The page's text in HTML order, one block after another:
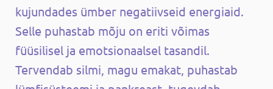
kujundades ümber negatiivseid energiaid.
Selle puhastab mõju on eriti võimas
füüsilisel ja emotsionaalsel tasandil.
Tervendab silmi, magu emakat, puhastab